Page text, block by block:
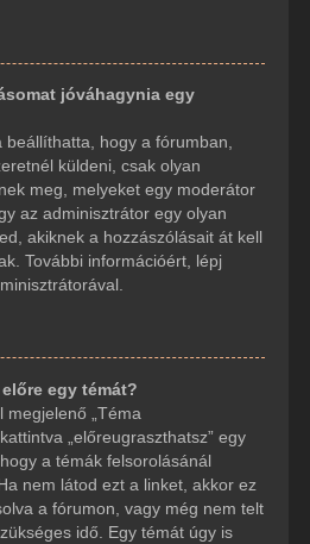
jóváhagynia egy
hogy a fórumban,
küldeni, csak olyan
meg, melyeket egy moderátor
az adminisztrátor egy olyan
akiknek a hozzászólásait át kell
További információért, lépj
egy témát?
megjelenő „Téma
„előreugraszthatsz” egy
a témák felsorolásánál
nem látod ezt a linket, akkor ez
a fórumon, vagy még nem telt
idő. Egy témát úgy is